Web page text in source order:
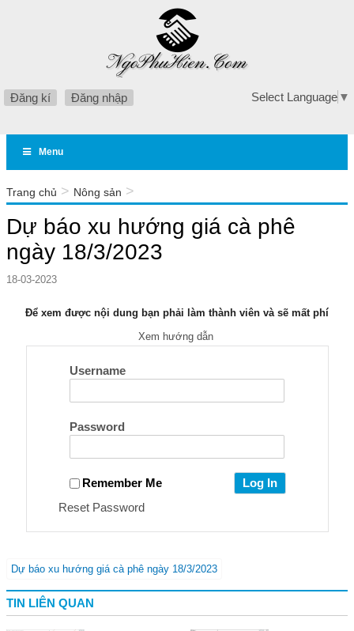
Đăng kí Đăng nhập Select Language ▼
Menu
Trang chủ > Nông sản >
Dự báo xu hướng giá cà phê
ngày 18/3/2023
18-03-2023
Để xem được nội dung bạn phải làm thành viên và sẽ mất phí
Xem hướng dẫn
Username
Password
Remember Me
Reset Password
Dự báo xu hướng giá cà phê ngày 18/3/2023
TIN LIÊN QUAN